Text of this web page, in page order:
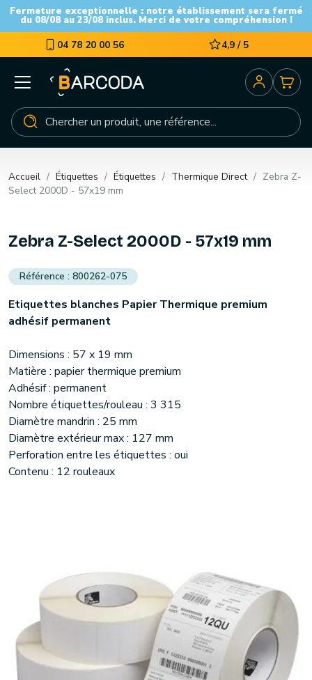
Fermeture exceptionnelle : notre établissement sera fermé
du 08/08 au 23/08 inclus. Merci de votre compréhension !
04 78 20 00 56 4,9 / 5
Accueil Étiquettes Étiquettes Thermique Direct
Zebra Z-
Select 2000D - 57x19 mm
Zebra Z-Select 2000D - 57x19 mm
800262-075
Etiquettes blanches Papier Thermique premium
adhésif permanent
Dimensions : 57 x 19 mm
Matière : papier thermique premium
Adhésif : permanent
Nombre étiquettes/rouleau : 3 315
Diamètre mandrin : 25 mm
Diamètre extérieur max : 127 mm
Perforation entre les étiquettes : oui
Contenu : 12 rouleaux